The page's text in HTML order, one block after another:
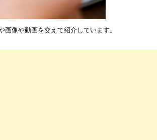
像や動画を交えて紹介しています。